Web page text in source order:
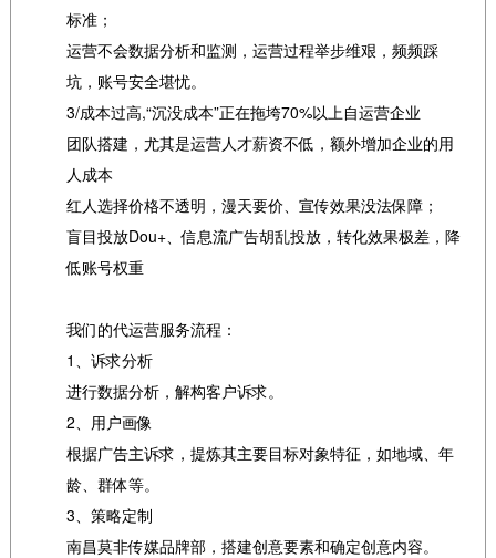
标准；
运营不会数据分析和监测，运营过程举步维艰，频频踩
坑，账号安全堪忧。
3/成本过高,“沉没成本”正在拖垮70%以上自运营企业
团队搭建，尤其是运营人才薪资不低，额外增加企业的用
人成本
红人选择价格不透明，漫天要价、宣传效果没法保障；
盲目投放Dou+、信息流广告胡乱投放，转化效果极差，降
低账号权重
我们的代运营服务流程：
1、诉求分析
进行数据分析，解构客户诉求。
2、用户画像
根据广告主诉求，提炼其主要目标对象特征，如地域、年
龄、群体等。
3、策略定制
南昌莫非传媒品牌部，搭建创意要素和确定创意内容。